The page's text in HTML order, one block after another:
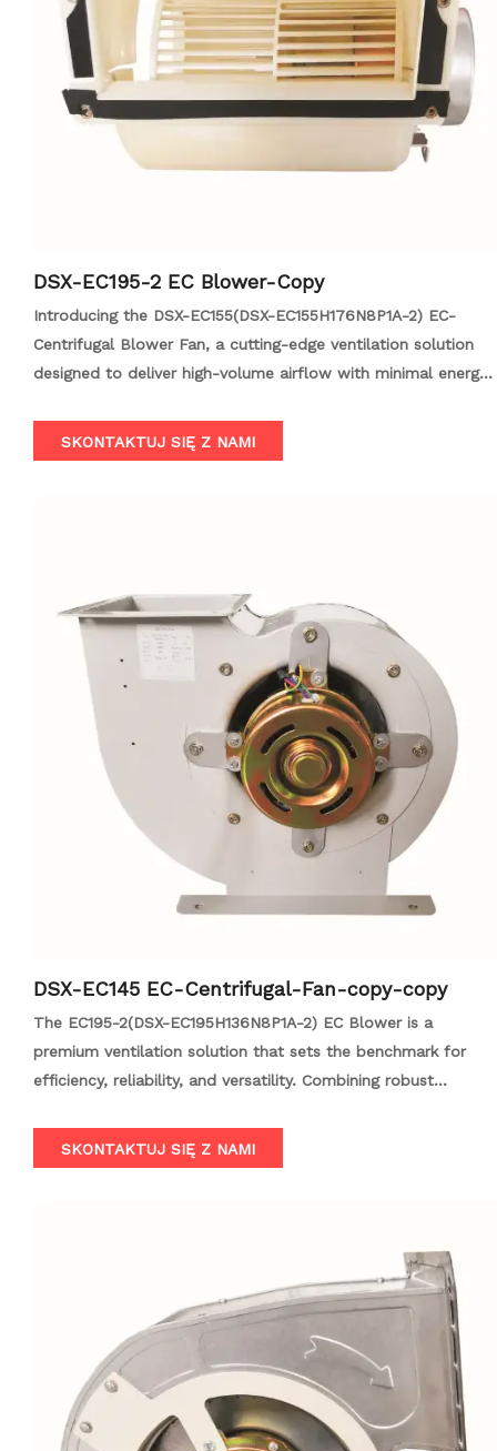
DSX-EC195-2 EC Blower-Copy
Introducing the DSX-EC155(DSX-EC155H176N8P1A-2) EC-
Centrifugal Blower Fan, a cutting-edge ventilation solution
designed to deliver high-volume airflow with minimal energy
applications, including industrial, commercial, and residential
SKONTAKTUJ SIĘ Z NAMI
DSX-EC145 EC-Centrifugal-Fan-copy-copy
The EC195-2(DSX-EC195H136N8P1A-2) EC Blower is a
premium ventilation solution that sets the benchmark for
efficiency, reliability, and versatility. Combining robust
applications, including industrial, commercial, and HVAC
SKONTAKTUJ SIĘ Z NAMI